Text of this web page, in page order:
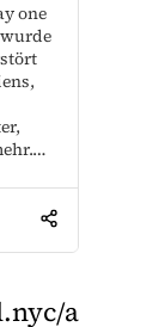
one
a